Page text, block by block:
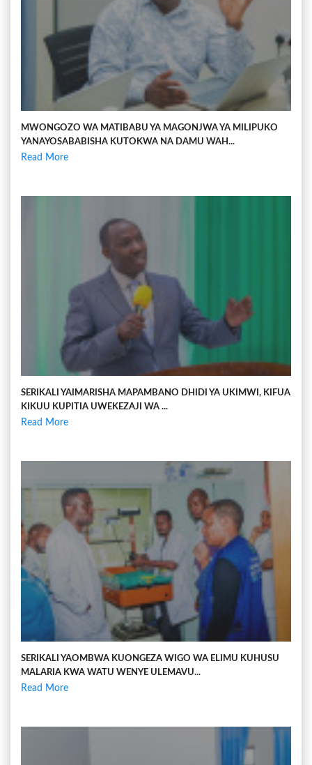
MWONGOZO WA MATIBABU YA MAGONJWA YA MILIPUKO
YANAYOSABABISHA KUTOKWA NA DAMU WAH...
Read More
SERIKALI YAIMARISHA MAPAMBANO DHIDI YA UKIMWI, KIFUA
KIKUU KUPITIA UWEKEZAJI WA ...
Read More
SERIKALI YAOMBWA KUONGEZA WIGO WA ELIMU KUHUSU
MALARIA KWA WATU WENYE ULEMAVU...
Read More